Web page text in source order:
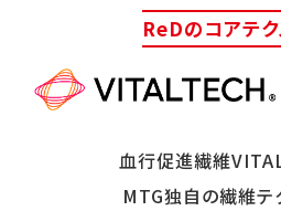
ReDのコアテ
血行促進繊維
MTG独自の繊維テ